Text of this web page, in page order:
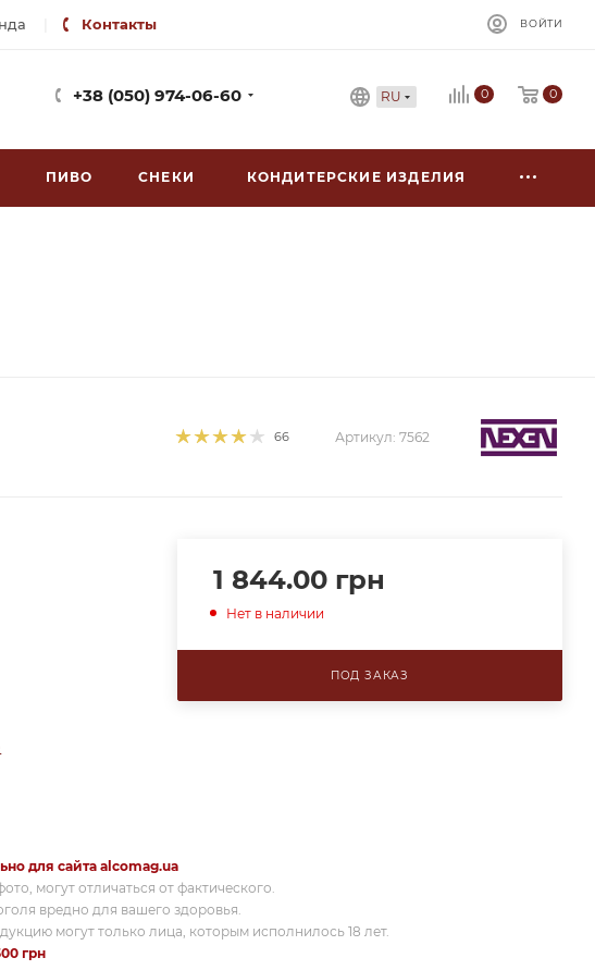
Контакты ВОЙТИ
+38 (050) 974-06-60 RU 0 0
ПИВО СНЕКИ КОНДИТЕРСКИЕ ИЗДЕЛИЯ
66 Артикул: 7562
1 844.00грн
Нет в наличии
ПОД ЗАКАЗ
для сайта alcomag.ua
могут отличаться от фактического.
вредно для вашего здоровья.
могут только лица, которым исполнилось 18 лет.
грн